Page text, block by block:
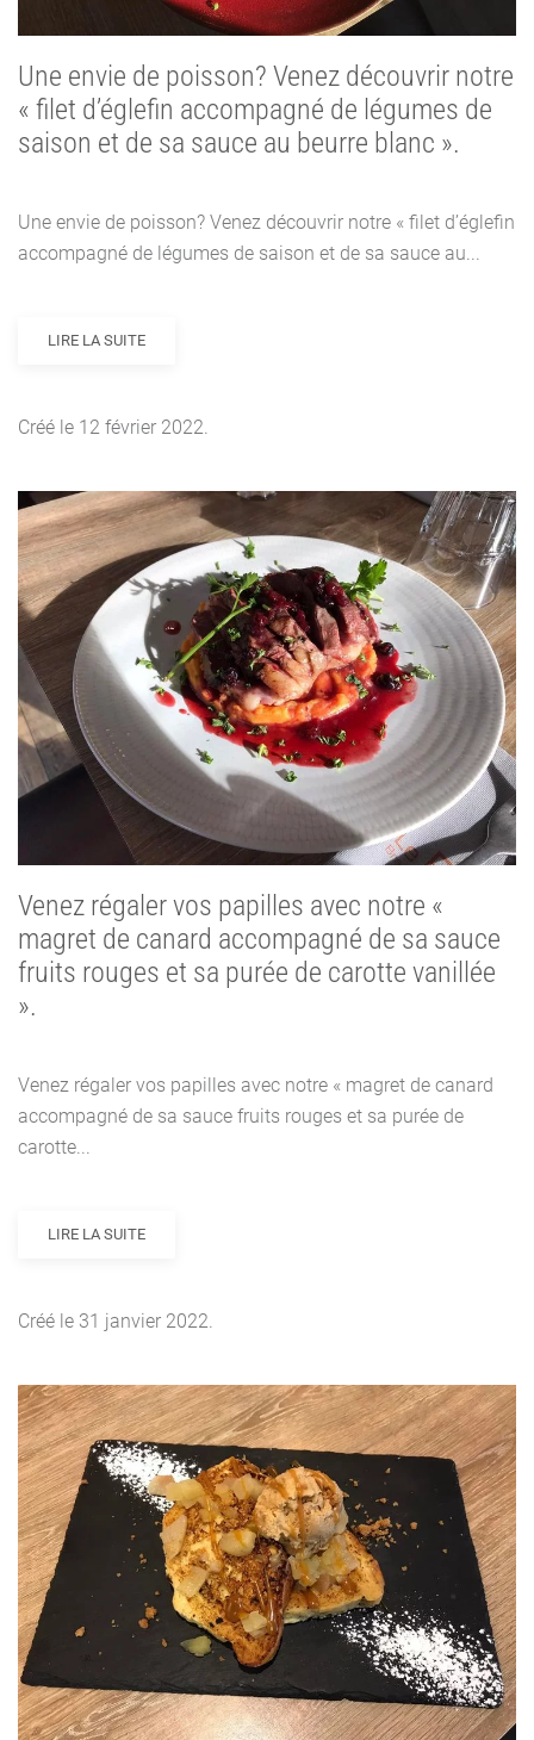
Une envie de poisson? Venez découvrir notre
« filet d’églefin accompagné de légumes de
saison et de sa sauce au beurre blanc ».
Une envie de poisson? Venez découvrir notre « filet d’églefin
accompagné de légumes de saison et de sa sauce au...
LIRE LA SUITE
Créé le 12 février 2022.
Venez régaler vos papilles avec notre «
magret de canard accompagné de sa sauce
fruits rouges et sa purée de carotte vanillée
».
Venez régaler vos papilles avec notre « magret de canard
accompagné de sa sauce fruits rouges et sa purée de
carotte...
LIRE LA SUITE
Créé le 31 janvier 2022